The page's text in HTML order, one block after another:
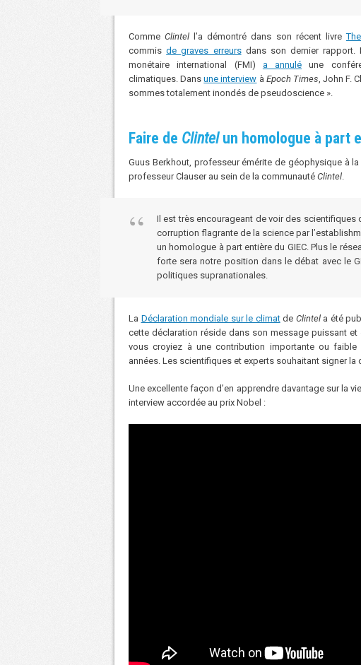
CommeClintel l’a démontré dans son récent livre
commisde graves erreursdans son dernier rapport.
monétaire international (FMI) a annulé une
climatiques. Dansune interview à Epoch Times, John F.
sommes totalement inondés de pseudoscience ».
Faire de Clintelun homologue à part
Guus Berkhout, professeur émérite de géophysique à
professeur Clauser au sein de la communauté Clintel.
Il est très encourageant de voir des scientifiques
corruption flagrante de la science par
un homologue à part entière du GIEC. Plus le
forte sera notre position dans le débat avec le
politiques supranationales.
La Déclaration mondiale sur le climatde Clintela été
cette déclaration réside dans son message puissant
vous croyiez à une contribution importante ou faible
années. Les scientifiques et experts souhaitant signer
Une excellente façon d’en apprendre davantage sur la
interview accordée au prix Nobel :